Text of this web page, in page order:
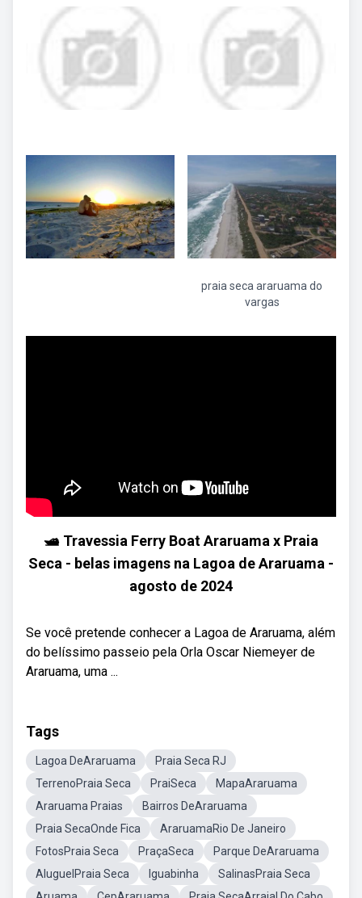
praia seca araruama do
vargas
🛥️ Travessia Ferry Boat Araruama x Praia
Seca - belas imagens na Lagoa de Araruama -
agosto de 2024
Se você pretende conhecer a Lagoa de Araruama, além
do belíssimo passeio pela Orla Oscar Niemeyer de
Araruama, uma ...
Tags
Lagoa DeAraruama
Praia Seca RJ
TerrenoPraia Seca
PraiSeca
MapaAraruama
Araruama Praias
Bairros DeAraruama
Praia SecaOnde Fica
AraruamaRio De Janeiro
FotosPraia Seca
PraçaSeca
Parque DeAraruama
AluguelPraia Seca
Iguabinha
SalinasPraia Seca